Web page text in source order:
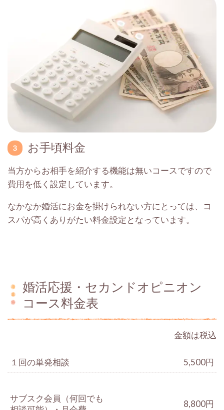
お手頃料金
当方からお相手を紹介する機能は無いコースですので
費用を低く設定しています。
なかなか婚活にお金を掛けられない方にとっては、コ
スパが高くありがたい料金設定となっています。
婚活応援・セカンドオピニオン
コース料金表
金額は税込
１回の単発相談 5,500円
サブスク会員（何回でも
8,800円